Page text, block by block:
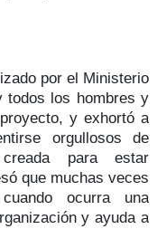
por el Ministerio
todos los hombres y
y exhortó a
orgullosos de
para estar
que muchas veces
ocurra una
y ayuda a